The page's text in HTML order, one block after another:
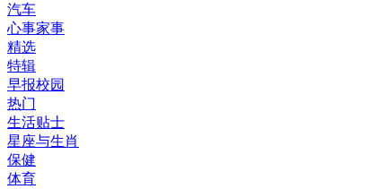
汽车
心事家事
精选
特辑
早报校园
热门
生活贴士
星座与生肖
保健
体育